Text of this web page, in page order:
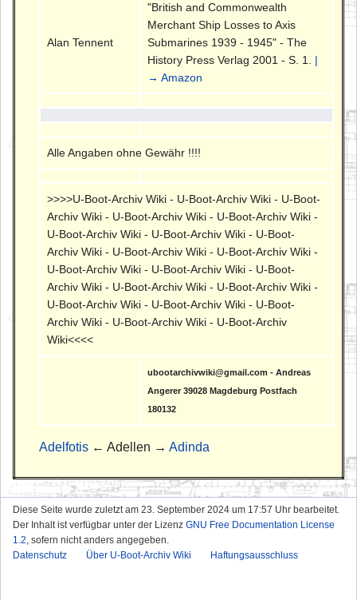
Alan Tennent
"British and Commonwealth
Merchant Ship Losses to Axis
Submarines 1939 - 1945" - The
History Press Verlag 2001 - S. 1. |
→ Amazon
Alle Angaben ohne Gewähr !!!!
>>>>U-Boot-Archiv Wiki - U-Boot-Archiv Wiki - U-Boot-
Archiv Wiki - U-Boot-Archiv Wiki - U-Boot-Archiv Wiki -
U-Boot-Archiv Wiki - U-Boot-Archiv Wiki - U-Boot-
Archiv Wiki - U-Boot-Archiv Wiki - U-Boot-Archiv Wiki -
U-Boot-Archiv Wiki - U-Boot-Archiv Wiki - U-Boot-
Archiv Wiki - U-Boot-Archiv Wiki - U-Boot-Archiv Wiki -
U-Boot-Archiv Wiki - U-Boot-Archiv Wiki - U-Boot-
Archiv Wiki - U-Boot-Archiv Wiki - U-Boot-Archiv
Wiki<<<<
ubootarchivwiki@gmail.com - Andreas
Angerer 39028 Magdeburg Postfach
180132
Adelfotis ← Adellen → Adinda
Diese Seite wurde zuletzt am 23. September 2024 um 17:57 Uhr bearbeitet.
Der Inhalt ist verfügbar unter der Lizenz GNU Free Documentation License
1.2, sofern nicht anders angegeben.
Datenschutz
Über U-Boot-Archiv Wiki Haftungsausschluss